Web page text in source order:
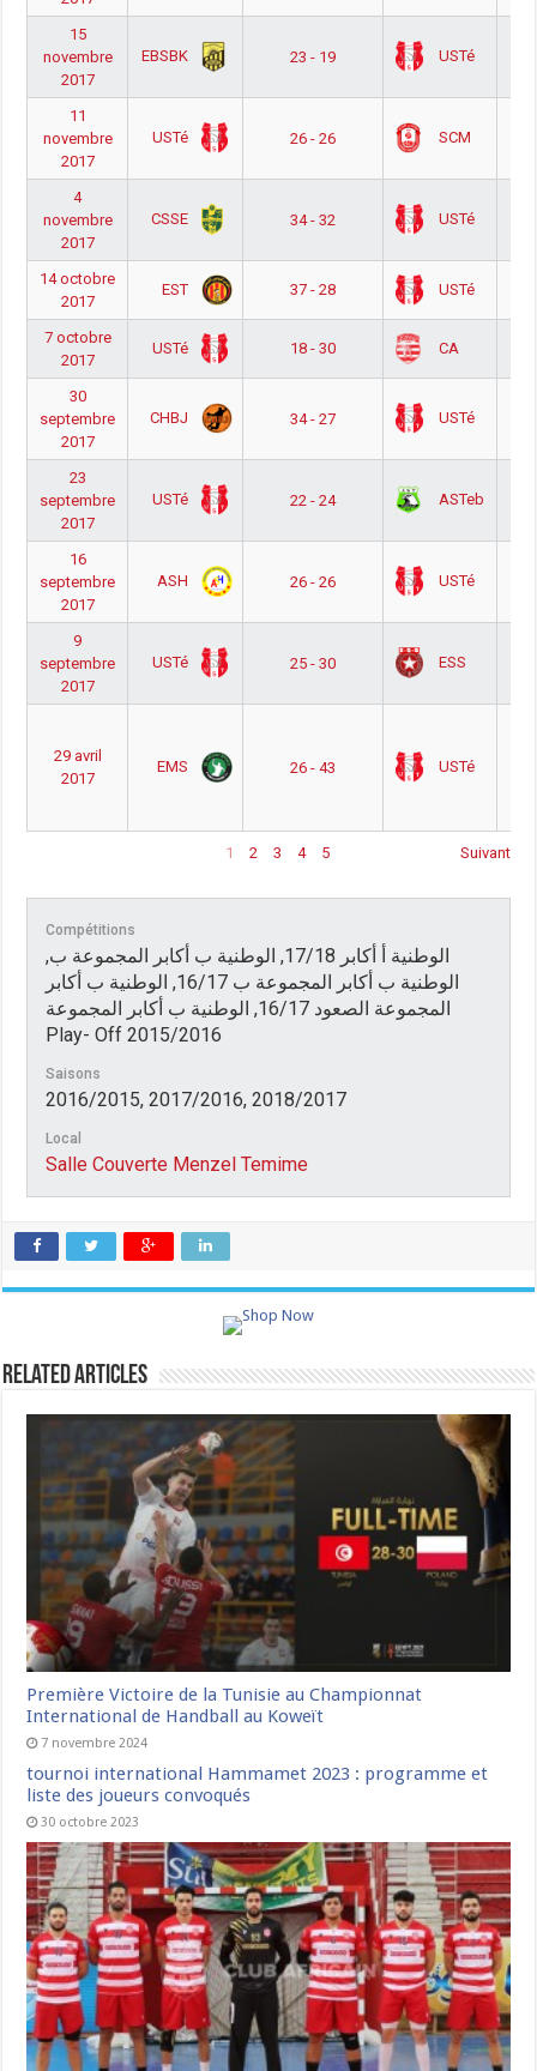
15
novembre
2017
EBSBK 23 - 19 USTé
11
novembre
2017
USTé 26 - 26 SCM
4
novembre
2017
CSSE 34 - 32 USTé
14 octobre
2017
EST 37 - 28 USTé
7 octobre
2017
USTé 18 - 30 CA
30
septembre
2017
CHBJ 34 - 27 USTé
23
septembre
2017
USTé 22 - 24 ASTeb
16
septembre
2017
ASH 26 - 26 USTé
9
septembre
2017
USTé 25 - 30 ESS
29 avril
2017
EMS 26 - 43 USTé
1 2 3 4 5 Suivant
Compétitions
الوطنية أ أكابر 17/18, الوطنية ب أكابر المجموعة ب,
الوطنية ب أكابر المجموعة ب 16/17, الوطنية ب أكابر
المجموعة الصعود 16/17, الوطنية ب أكابر المجموعة
Play- Off 2015/2016
Saisons
2016/2015, 2017/2016, 2018/2017
Local
Salle Couverte Menzel Temime
Related Articles
Première Victoire de la Tunisie au Championnat
International de Handball au Koweït
7 novembre 2024
tournoi international Hammamet 2023 : programme et
liste des joueurs convoqués
30 octobre 2023